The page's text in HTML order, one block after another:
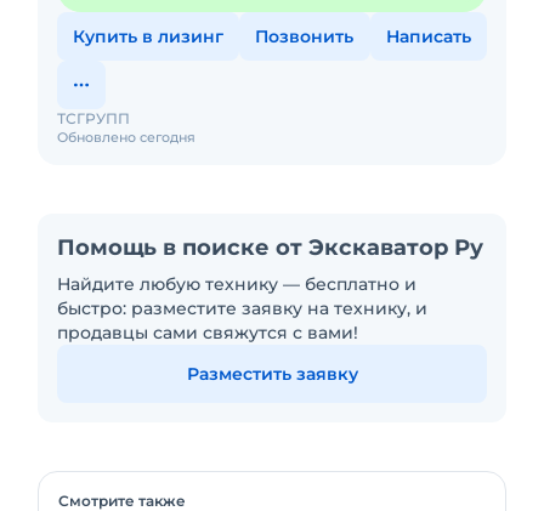
Купить в лизинг Позвонить Написать
Обновлено сегодня
ТСГРУПП
Помощь в поиске от Экскаватор Ру
Найдите любую технику — бесплатно и
быстро: разместите заявку на технику, и
продавцы сами свяжутся с вами!
Разместить заявку
Смотрите также